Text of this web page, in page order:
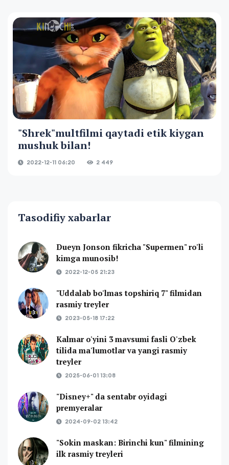
"Shrek"multfilmi qaytadi etik kiygan
mushuk bilan!
2022-12-11 06:20 2 449
Tasodifiy xabarlar
Dueyn Jonson fikricha "Supermen" ro'li
kimga munosib!
2022-12-05 21:23
"Uddalab bo'lmas topshiriq 7" filmidan
rasmiy treyler
2023-05-18 17:22
Kalmar o'yini 3 mavsumi fasli O'zbek
tilida ma'lumotlar va yangi rasmiy
treyler
2025-06-01 13:08
"Disney+" da sentabr oyidagi
premyeralar
2024-09-02 13:42
"Sokin maskan: Birinchi kun" filmining
ilk rasmiy treyleri